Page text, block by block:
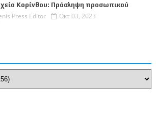
Κορίνθου: Πρόσληψη προσωπικού
Press Editor Οκτ 03, 2023